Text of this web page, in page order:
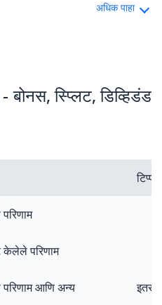
अधिक पाहा
बोनस, स्प्लिट, डिव्हिडंड
परिणाम
परिणाम
परिणाम आणि अन्य इतर